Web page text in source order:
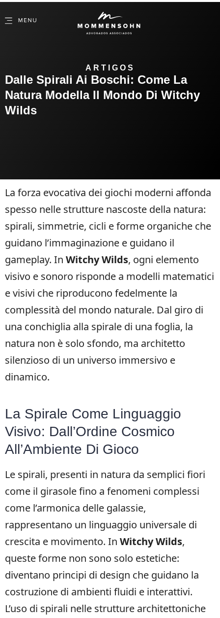
ARTIGOS
Dalle Spirali Ai Boschi: Come La
Natura Modella Il Mondo Di Witchy
Wilds
La forza evocativa dei giochi moderni affonda
spesso nelle strutture nascoste della natura:
spirali, simmetrie, cicli e forme organiche che
guidano l’immaginazione e guidano il
gameplay. In Witchy Wilds, ogni elemento
visivo e sonoro risponde a modelli matematici
e visivi che riproducono fedelmente la
complessità del mondo naturale. Dal giro di
una conchiglia alla spirale di una foglia, la
natura non è solo sfondo, ma architetto
silenzioso di un universo immersivo e
dinamico.
La Spirale Come Linguaggio
Visivo: Dall’Ordine Cosmico
All’Ambiente Di Gioco
Le spirali, presenti in natura da semplici fiori
come il girasole fino a fenomeni complessi
come l’armonica delle galassie,
rappresentano un linguaggio universale di
crescita e movimento. In Witchy Wilds,
queste forme non sono solo estetiche:
diventano principi di design che guidano la
costruzione di ambienti fluidi e interattivi.
L’uso di spirali nelle strutture architettoniche